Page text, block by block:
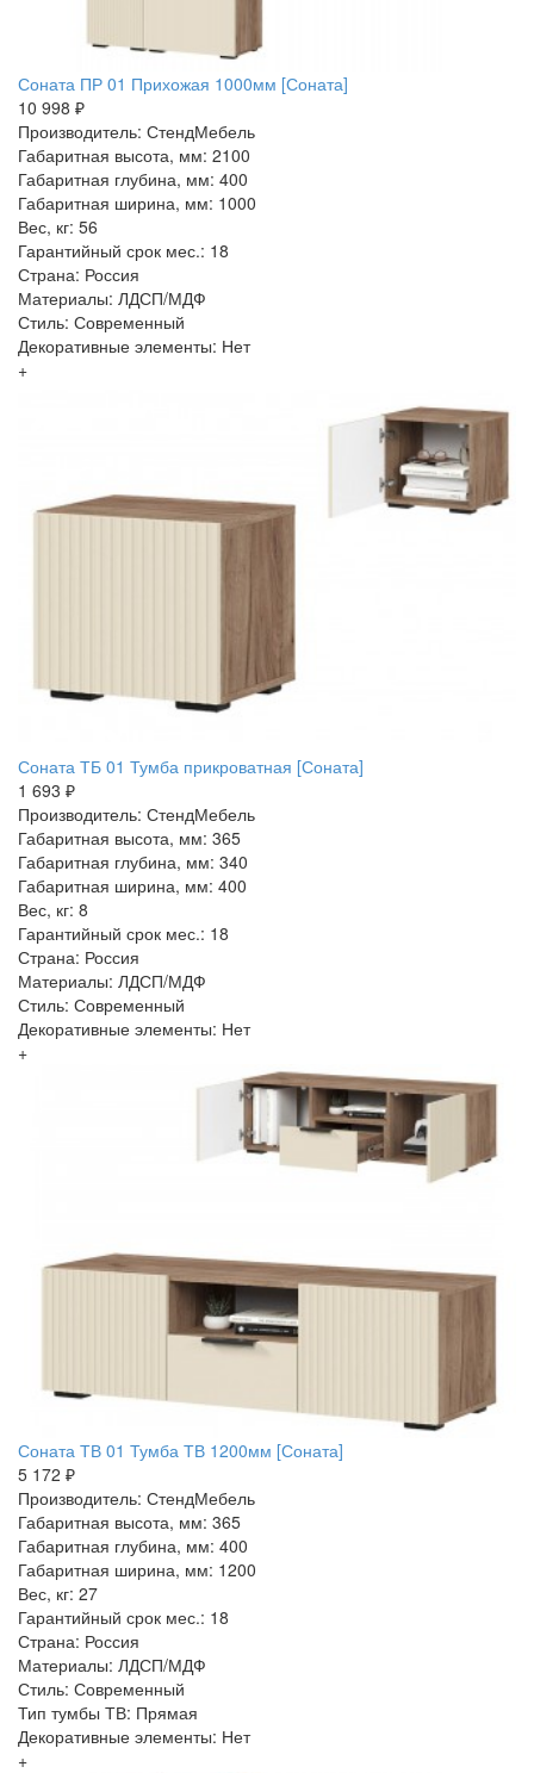
Соната ПР 01 Прихожая 1000мм [Соната]
10 998 ₽
Производитель: СтендМебель
Габаритная высота, мм: 2100
Габаритная глубина, мм: 400
Габаритная ширина, мм: 1000
Вес, кг: 56
Гарантийный срок мес.: 18
Страна: Россия
Материалы: ЛДСП/МДФ
Стиль: Современный
Декоративные элементы: Нет
+
Соната ТБ 01 Тумба прикроватная [Соната]
1 693 ₽
Производитель: СтендМебель
Габаритная высота, мм: 365
Габаритная глубина, мм: 340
Габаритная ширина, мм: 400
Вес, кг: 8
Гарантийный срок мес.: 18
Страна: Россия
Материалы: ЛДСП/МДФ
Стиль: Современный
Декоративные элементы: Нет
+
Соната ТВ 01 Тумба ТВ 1200мм [Соната]
5 172 ₽
Производитель: СтендМебель
Габаритная высота, мм: 365
Габаритная глубина, мм: 400
Габаритная ширина, мм: 1200
Вес, кг: 27
Гарантийный срок мес.: 18
Страна: Россия
Материалы: ЛДСП/МДФ
Стиль: Современный
Тип тумбы ТВ: Прямая
Декоративные элементы: Нет
+